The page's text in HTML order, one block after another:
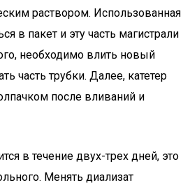
раствором. Использованная
в пакет и эту часть магистрали
необходимо влить новый
часть трубки. Далее, катетер
после вливаний и
в течение двух-трех дней, это
Менять диализат